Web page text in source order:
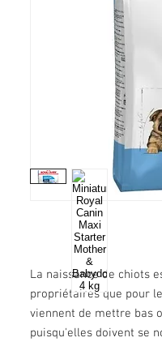
La naissance de chiots
propriétaires que pour
viennent de mettre bas
puisqu'elles doivent se